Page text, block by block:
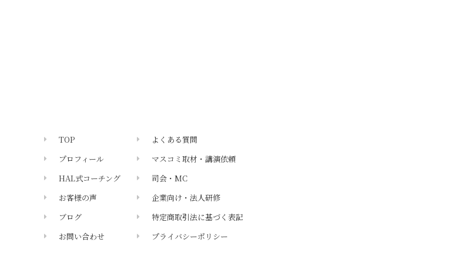
TOP
プロフィール
HAL式コーチング
お客様の声
ブログ
お問い合わせ
よくある質問
マスコミ取材・講演依頼
司会・MC
企業向け・法人研修
特定商取引法に基づく表記
プライバシーポリシー